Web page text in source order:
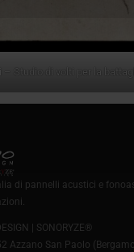
– Studio di volti per la
di pannelli acustici e
| SONORYZE®
Azzano San Paolo